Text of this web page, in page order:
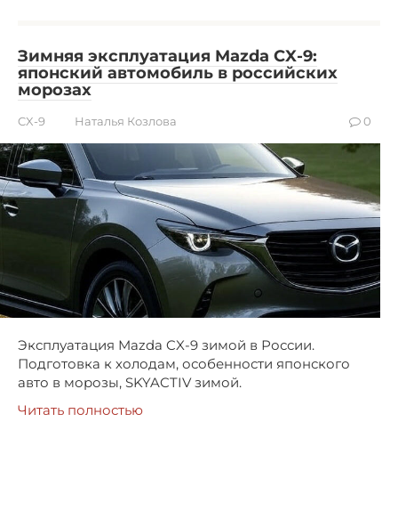
Зимняя эксплуатация Mazda CX-9:
японский автомобиль в российских
морозах
CX-9 Наталья Козлова 0
Эксплуатация Mazda CX-9 зимой в России.
Подготовка к холодам, особенности японского
авто в морозы, SKYACTIV зимой.
Читать полностью